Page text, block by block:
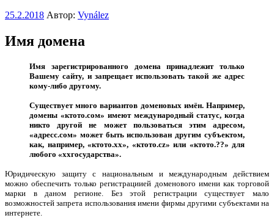
Опубликовано
25.2.2018 Автор: Vynález
Имя домена
Имя зарегистрированного домена принадлежит только
Вашему сайту, и запрещает использовать такой же адрес
кому-либо другому.
Существует много вариантов доменовых имён. Например,
домены «ктото.сом» имеют международный статус, когда
никто другой не может пользоваться этим адресом,
«адресс.сом» может быть использован другим субъектом,
как, например, «ктото.хх», «ктото.cz» или «ктото.??» для
любого «ххгосударства».
Юридическую защиту с национальным и международным действием
можно обеспечить только регистрациией доменового имени как торговой
марки в даном регионе. Без этой регистрации существует мало
возможностей запрета использования имени фирмы другими субъектами на
интернете.